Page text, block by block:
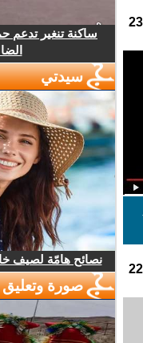
ساكنة تنغير تدعم
سيدتي
نصائح هامّة لصيف
صورة وتعليق